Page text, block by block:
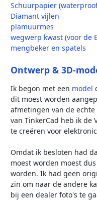
Schuurpapier
Diamant vijlen
plamuurmes
wegwerp kwast (voor de
mengbeker en spatels
Ontwerp & 3D-
Ik begon met een model
dit moest worden
afmetingen van de
van TinkerCad heb ik de
te creëren voor
Omdat ik besloten had
moest worden moest
worden. Ik had geen
zin om naar de andere
bij een dealer foto's te